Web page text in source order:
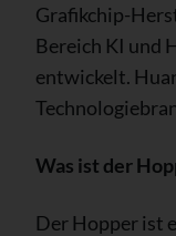
Grafikchip-
Bereich KI und
entwickelt.
Was ist der
Der Hopper ist